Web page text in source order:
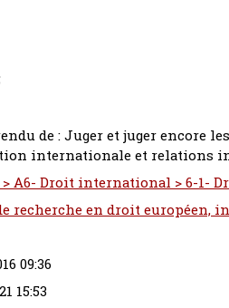
de : Juger et juger encore
internationale et relations
> A6- Droit international > 6-1-
recherche en droit européen,
09:36
15:53